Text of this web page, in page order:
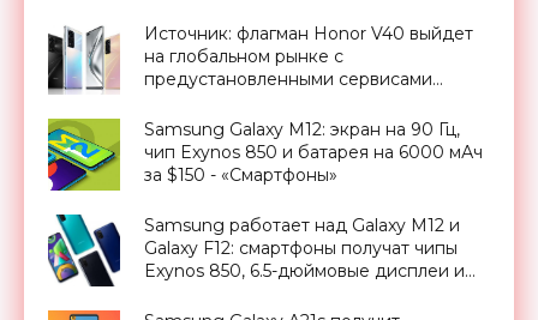
Источник: флагман Honor V40 выйдет
на глобальном рынке с
предустановленными сервисами
Samsung Galaxy M12: экран на 90 Гц,
чип Exynos 850 и батарея на 6000 мАч
за $150 - «Смартфоны»
Samsung работает над Galaxy M12 и
Galaxy F12: смартфоны получат чипы
Exynos 850, 6.5-дюймовые дисплеи и